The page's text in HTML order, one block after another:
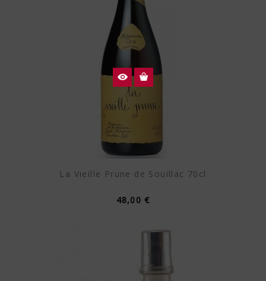
La Vieille Prune de Souillac 70cl
48,00 €